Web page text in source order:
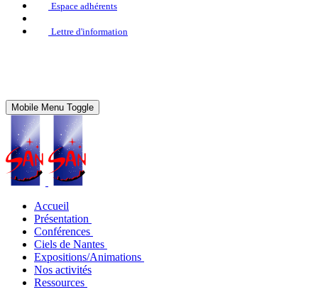
Espace adhérents
Lettre d'information
Mobile Menu Toggle
Accueil
Présentation
Conférences
Ciels de Nantes
Expositions/Animations
Nos activités
Ressources